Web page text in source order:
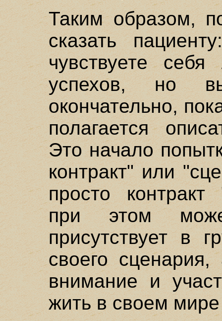
Таким образом,
сказать
чувствуете
успехов, но
окончательно,
полагается
Это начало
контракт" или
просто контракт
при этом
присутствует в
своего
внимание и
жить в своем